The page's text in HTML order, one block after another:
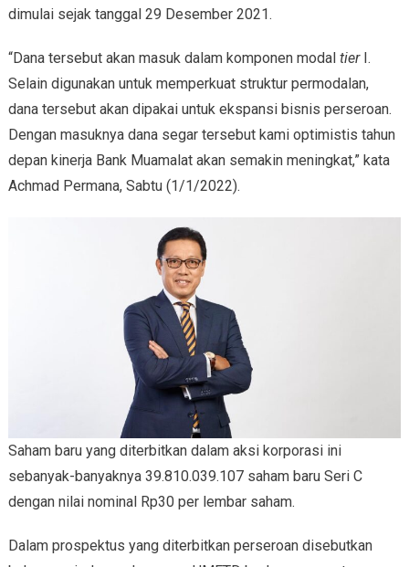
dimulai sejak tanggal 29 Desember 2021.
“Dana tersebut akan masuk dalam komponen modal tier I.
Selain digunakan untuk memperkuat struktur permodalan,
dana tersebut akan dipakai untuk ekspansi bisnis perseroan.
Dengan masuknya dana segar tersebut kami optimistis tahun
depan kinerja Bank Muamalat akan semakin meningkat,” kata
Achmad Permana, Sabtu (1/1/2022).
Saham baru yang diterbitkan dalam aksi korporasi ini
sebanyak-banyaknya 39.810.039.107 saham baru Seri C
dengan nilai nominal Rp30 per lembar saham.
Dalam prospektus yang diterbitkan perseroan disebutkan